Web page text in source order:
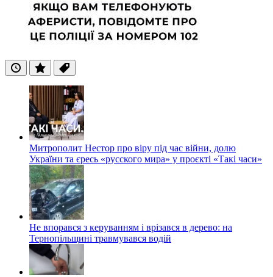
ОстанніПопулярні
Теги
Митрополит Нестор про віру під час війни, долю
України та єресь «русского мира» у проєкті «Такі часи»
Не впорався з керуванням і врізався в дерево: на
Тернопільщині травмувався водій